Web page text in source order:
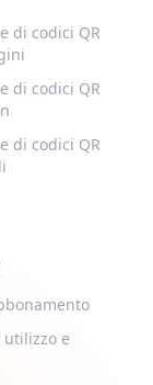
di codici QR
di codici QR
di codici QR
e